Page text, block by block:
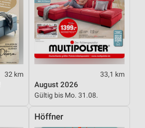
32 km 33,1 km
August 2026
Gültig bis Mo. 31.08.
Höffner